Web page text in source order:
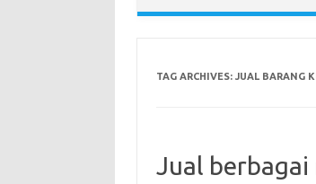
TAG ARCHIVES: JUAL BARANG
Jual berbagai